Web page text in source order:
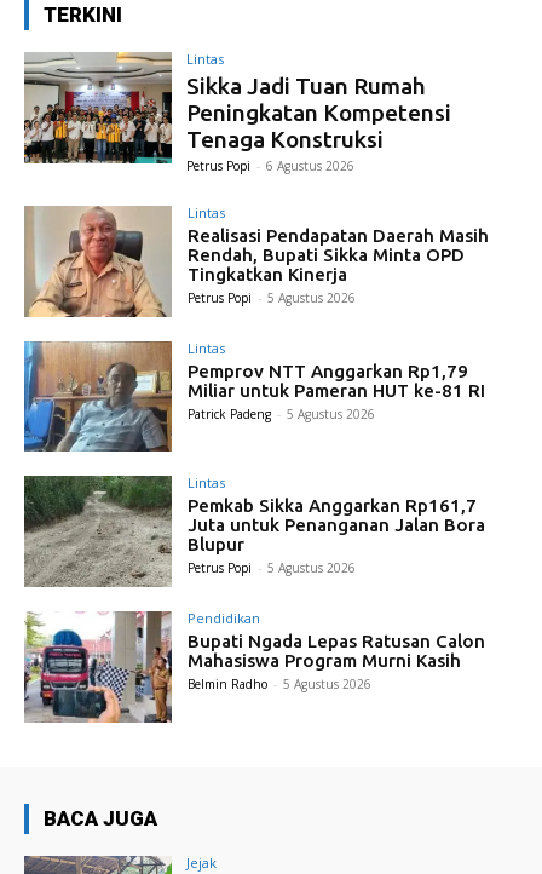
TERKINI
Lintas
Sikka Jadi Tuan Rumah
Peningkatan Kompetensi
Tenaga Konstruksi
Petrus Popi - 6 Agustus 2026
Lintas
Realisasi Pendapatan Daerah Masih
Rendah, Bupati Sikka Minta OPD
Tingkatkan Kinerja
Petrus Popi - 5 Agustus 2026
Lintas
Pemprov NTT Anggarkan Rp1,79
Miliar untuk Pameran HUT ke-81 RI
Patrick Padeng - 5 Agustus 2026
Lintas
Pemkab Sikka Anggarkan Rp161,7
Juta untuk Penanganan Jalan Bora
Blupur
Petrus Popi - 5 Agustus 2026
Pendidikan
Bupati Ngada Lepas Ratusan Calon
Mahasiswa Program Murni Kasih
Belmin Radho - 5 Agustus 2026
BACA JUGA
Jejak